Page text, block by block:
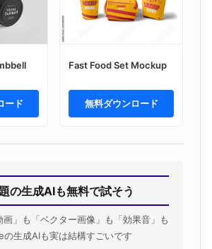
ード
Fast Food Set Mockup
無料ダウンロード
の生成AIも無料で試そう
画」も「ベクター画像」も「効果音」も
の生成AIも実は結構すごいです